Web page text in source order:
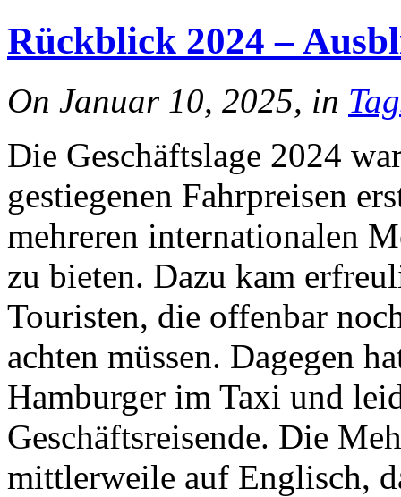
Rückblick 2024 –
On Januar 10, 2025, in
Die Geschäftslage 2024
gestiegenen Fahrpreisen
mehreren internationalen
zu bieten. Dazu kam
Touristen, die offenbar
achten müssen. Dagegen
Hamburger im Taxi und
Geschäftsreisende. Die
mittlerweile auf Englisch,